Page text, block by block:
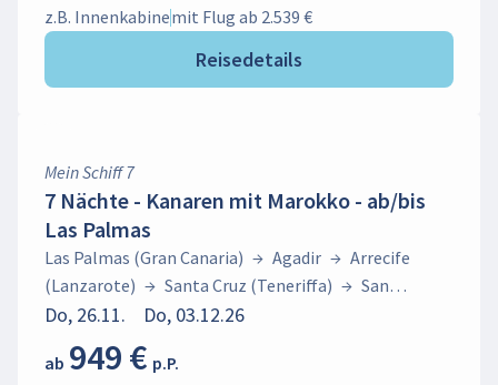
Cruz (Teneriffa) → San Sebastián (La Gomera)
Palmas (Gran Canaria)
z.B. Innenkabinemit Flug ab 2.539 €
Reisedetails
Mein Schiff 7
7 Nächte - Kanaren mit Marokko - ab/bis
Las Palmas
Las Palmas (Gran Canaria) → Agadir → Arrecife
(Lanzarote) → Santa Cruz (Teneriffa) → San
Sebastián (La Gomera) →
Do, 26.11. Do, 03.12.26
ab 949 € p.P.